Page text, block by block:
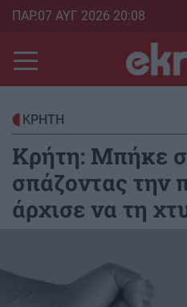
Skip
main
content
ΠΑΡ.07 ΑΥΓ 2026 20:08
ΚΡΗΤΗ
Κρήτη: Μπήκε
σπάζοντας την
άρχισε να τη